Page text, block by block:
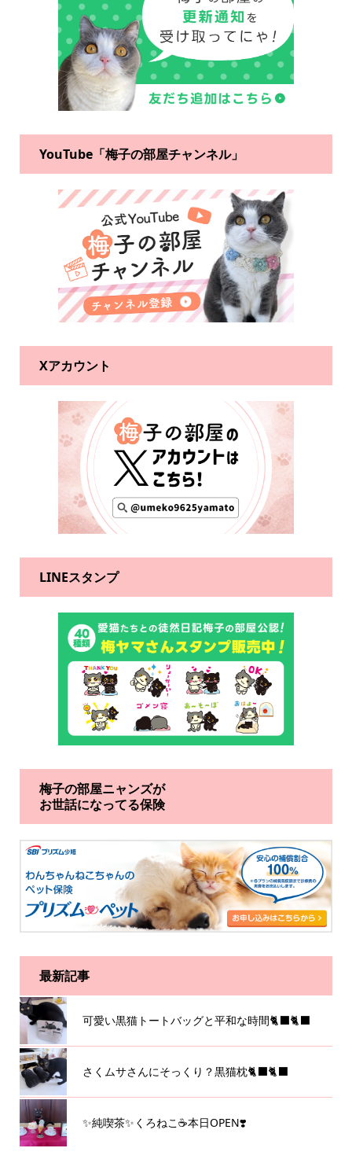
YouTube「梅子の部屋チャンネル」
Xアカウント
LINEスタンプ
梅子の部屋ニャンズが
お世話になってる保険
最新記事
可愛い黒猫トートバッグと平和な時間🐈‍⬛🐈‍⬛
さくムサさんにそっくり？黒猫枕🐈‍⬛🐈‍⬛
✨純喫茶✨くろねこ☕️本日OPEN❣️